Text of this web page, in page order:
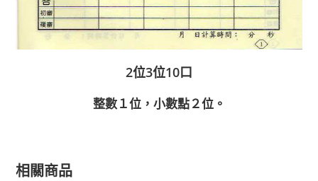
2位3位10口
整數１位，小數點２位。
相關商品